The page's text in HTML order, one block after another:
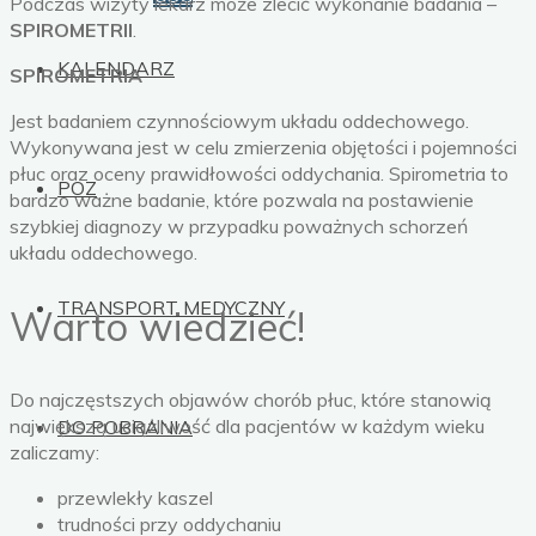
KALENDARZ
POZ
TRANSPORT MEDYCZNY
DO POBRANIA
SPIROMETRII.
SPIROMETRIA
Jest badaniem czynnościowym układu oddechowego.
Wykonywana jest w celu zmierzenia objętości i pojemności
płuc oraz oceny prawidłowości oddychania. Spirometria to
bardzo ważne badanie, które pozwala na postawienie
szybkiej diagnozy w przypadku poważnych schorzeń
układu oddechowego.
Warto wiedzieć!
Do najczęstszych objawów chorób płuc, które stanowią
największą uciążliwość dla pacjentów w każdym wieku
zaliczamy:
przewlekły kaszel
trudności przy oddychaniu